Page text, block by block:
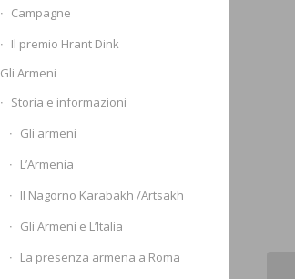
Campagne
Il premio Hrant Dink
Gli Armeni
Storia e informazioni
Gli armeni
L’Armenia
Il Nagorno Karabakh /Artsakh
Gli Armeni e L’Italia
La presenza armena a Roma